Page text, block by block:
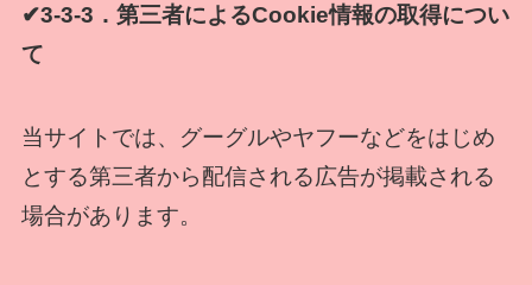
✔3-3-3．第三者によるCookie情報の取得につい
て
当サイトでは、グーグルやヤフーなどをはじめ
とする第三者から配信される広告が掲載される
場合があります。